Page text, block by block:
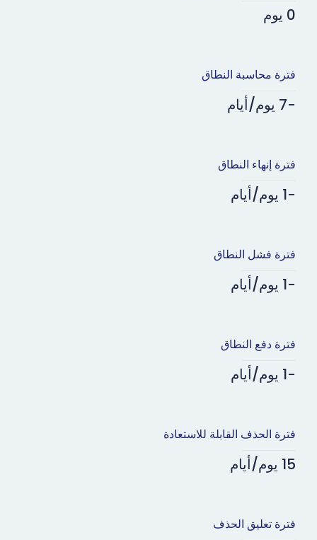
0 يوم
فترة محاسبة النطاق
-7 يوم/أيام
فترة إنهاء النطاق
-1 يوم/أيام
فترة فشل النطاق
-1 يوم/أيام
فترة دفع النطاق
-1 يوم/أيام
فترة الحذف القابلة للاستعادة
15 يوم/أيام
فترة تعليق الحذف